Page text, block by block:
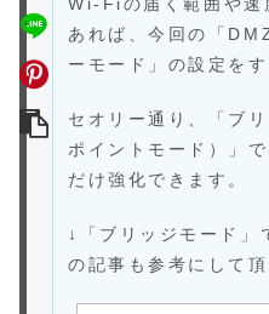
Wi-Fiの届く範囲や速
あれば、今回の「
ーモード」の設定を
セオリー通り、「ブ
ポイントモード）」
だけ強化できます。
↓「ブリッジモード
の記事も参考にして頂